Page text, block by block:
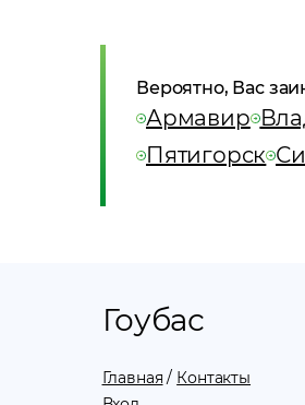
Вероятно, Вас
Армавир
Пятигорск
Гоубас
Главная / Контакты